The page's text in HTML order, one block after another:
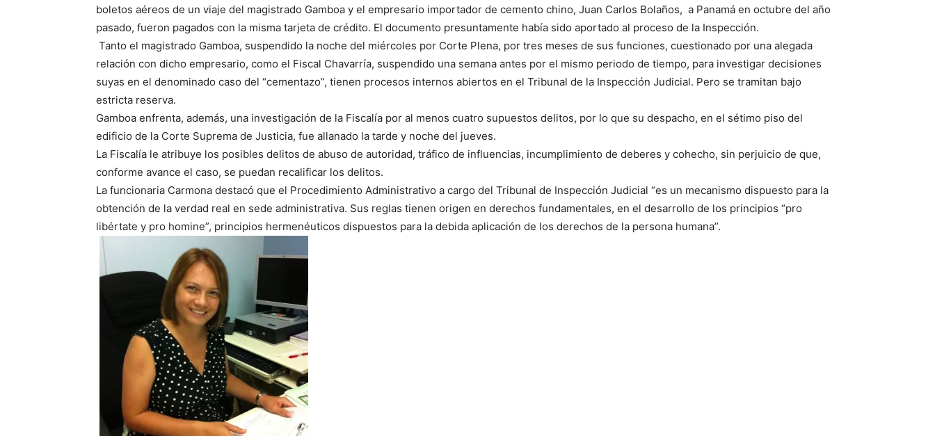
boletos aéreos de un viaje del magistrado Gamboa y el empresario importador de cemento chino, Juan Carlos Bolaños, a Panamá en octubre del año
pasado, fueron pagados con la misma tarjeta de crédito. El documento presuntamente había sido aportado al proceso de la Inspección.
Tanto el magistrado Gamboa, suspendido la noche del miércoles por Corte Plena, por tres meses de sus funciones, cuestionado por una alegada
relación con dicho empresario, como el Fiscal Chavarría, suspendido una semana antes por el mismo periodo de tiempo, para investigar decisiones
suyas en el denominado caso del “cementazo”, tienen procesos internos abiertos en el Tribunal de la Inspección Judicial. Pero se tramitan bajo
estricta reserva.
Gamboa enfrenta, además, una investigación de la Fiscalía por al menos cuatro supuestos delitos, por lo que su despacho, en el sétimo piso del
edificio de la Corte Suprema de Justicia, fue allanado la tarde y noche del jueves.
La Fiscalía le atribuye los posibles delitos de abuso de autoridad, tráfico de influencias, incumplimiento de deberes y cohecho, sin perjuicio de que,
conforme avance el caso, se puedan recalificar los delitos.
La funcionaria Carmona destacó que el Procedimiento Administrativo a cargo del Tribunal de Inspección Judicial “es un mecanismo dispuesto para la
obtención de la verdad real en sede administrativa. Sus reglas tienen origen en derechos fundamentales, en el desarrollo de los principios “pro
libértate y pro homine”, principios hermenéuticos dispuestos para la debida aplicación de los derechos de la persona humana”.